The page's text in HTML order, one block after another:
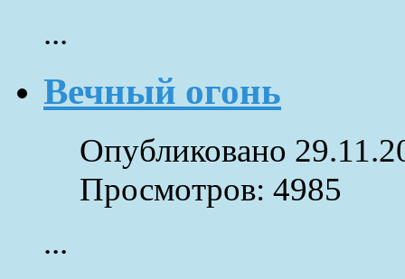
...
Вечный огонь
Опубликовано
Просмотров: 4985
...